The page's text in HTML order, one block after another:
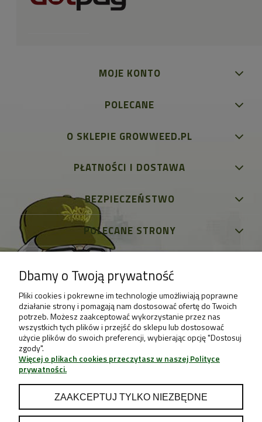
MOJE KONTO
POLECANE
O SKLEPIE GROWWEED.PL
PŁATNOŚCI I DOSTAWA
BEZPIECZEŃSTWO
POLECANE STRONY
Dbamy o Twoją prywatność
Pliki cookies i pokrewne im technologie umożliwiają poprawne
działanie strony i pomagają nam dostosować ofertę do Twoich
potrzeb. Możesz zaakceptować wykorzystanie przez nas
wszystkich tych plików i przejść do sklepu lub dostosować
użycie plików do swoich preferencji, wybierając opcję "Dostosuj
zgody".
Więcej o plikach cookies przeczytasz w naszej Polityce
prywatności.
ZAAKCEPTUJ TYLKO NIEZBĘDNE